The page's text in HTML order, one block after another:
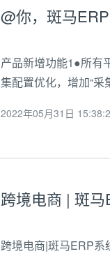
@你，斑马
产品新增功能1●所有
集配置优化，增加“
品刊登功能产品功能优
2022年05月31日
跨境电商 | 斑
跨境电商|斑马ERP